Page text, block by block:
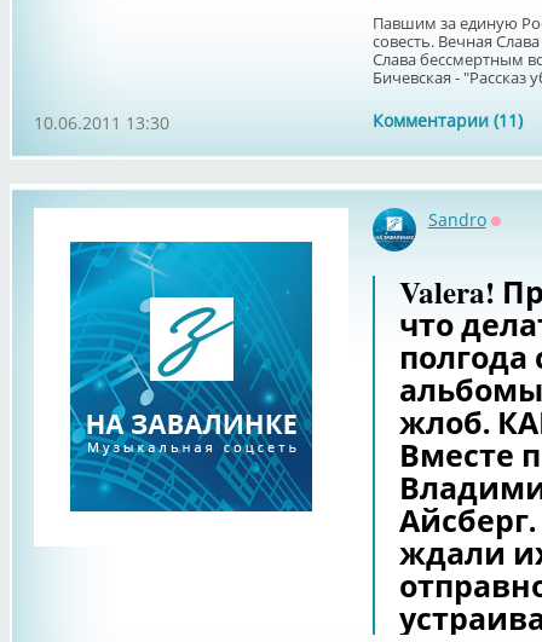
Павшим за единую
совесть. Вечная
Слава бессмертным
Бичевская - "Рассказ
Комментарии (11)
10.06.2011 13:30
Sandro
Valera!
что
жлоб.
Вместе
Айсберг.
ждали